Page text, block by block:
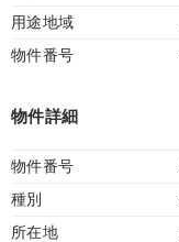
用途地域
物件番号
物件詳細
物件番号
種別
所在地